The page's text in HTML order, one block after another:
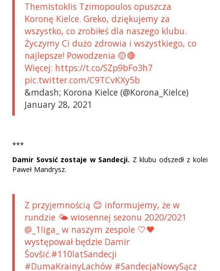
Themistoklis Tzimopoulos opuszcza
Koronę Kielce. Greko, dziękujemy za
wszystko, co zrobiłeś dla naszego klubu.
Życzymy Ci dużo zdrowia i wszystkiego, co
najlepsze! Powodzenia 🟡🔴
Więcej: https://t.co/SZp9bFo3h7
pic.twitter.com/C9TCvKXy5b
&mdash; Korona Kielce (@Korona_Kielce)
January 28, 2021
***
Damir Sovsić zostaje w Sandecji. Z klubu odszedł z kolei
Paweł Mandrysz.
Z przyjemnością 😊 informujemy, że w
rundzie 🌤️ wiosennej sezonu 2020/2021
@_1liga_ w naszym zespole 🤍🖤
występował będzie Damir
Šovšić.#110latSandecji
#DumaKrainyLachów #SandecjaNowySącz